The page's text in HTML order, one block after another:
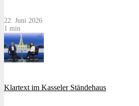
22. Juni 2026
1 min
Klartext im Kasseler Ständehaus